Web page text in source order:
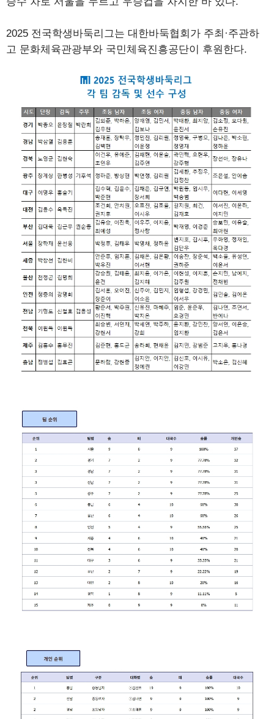
2025 전국학생바둑리그는 대한바둑협회가 주최·주관하
고 문화체육관광부와 국민체육진흥공단이 후원한다.